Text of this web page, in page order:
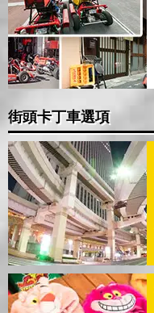
街頭卡丁車選項